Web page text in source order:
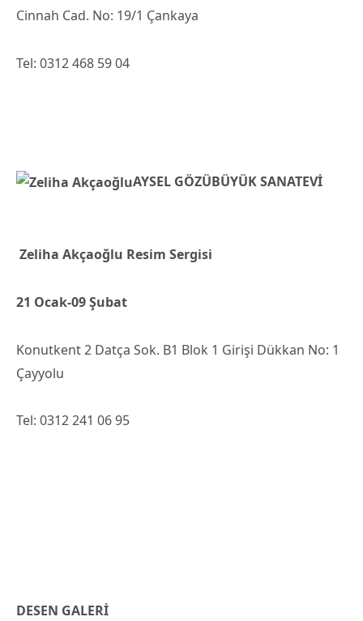
Cinnah Cad. No: 19/1 Çankaya
Tel: 0312 468 59 04
AYSEL GÖZÜBÜYÜK SANATEVİ
Zeliha Akçaoğlu Resim Sergisi
21 Ocak-09 Şubat
Konutkent 2 Datça Sok. B1 Blok 1 Girişi Dükkan No: 1
Çayyolu
Tel: 0312 241 06 95
DESEN GALERİ